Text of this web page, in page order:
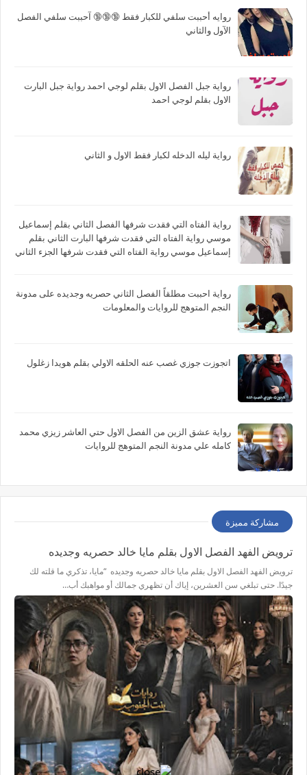
روايه أحببت سلفي للكبار فقط 🔞🔞🔞 آحببت سلفي الفصل
الآول والثاني
رواية جبل الفصل الاول بقلم لوجي احمد رواية جبل البارت
الاول بقلم لوجي احمد
رواية ليله الدخله لكبار فقط الاول و الثاني
رواية الفتاه التي فقدت شرفها الفصل الثاني بقلم إسماعيل
موسي رواية الفتاه التي فقدت شرفها البارت الثاني بقلم
إسماعيل موسي رواية الفتاه التي فقدت شرفها الجزء الثاني
رواية احببت مطلقاً الفصل الثاني حصريه وجديده على مدونة
النجم المتوهج للروايات والمعلومات
اتجوزت جوزي غصب عنه الحلقه الاولي بقلم هويدا زغلول
رواية عشق الزين من الفصل الاول حتي العاشر زيزي محمد
كامله علي مدونة النجم المتوهج للروايات
مشاركة مميزة
ترويض الفهد الفصل الاول بقلم مايا خالد حصريه وجديده
ترويض الفهد الفصل الاول بقلم مايا خالد حصريه وجديده “مايا، تذكري ما قلته لك
جيدًا. حتى تبلغي سن العشرين، إياك أن تظهري جمالك أو مواهبك أب…